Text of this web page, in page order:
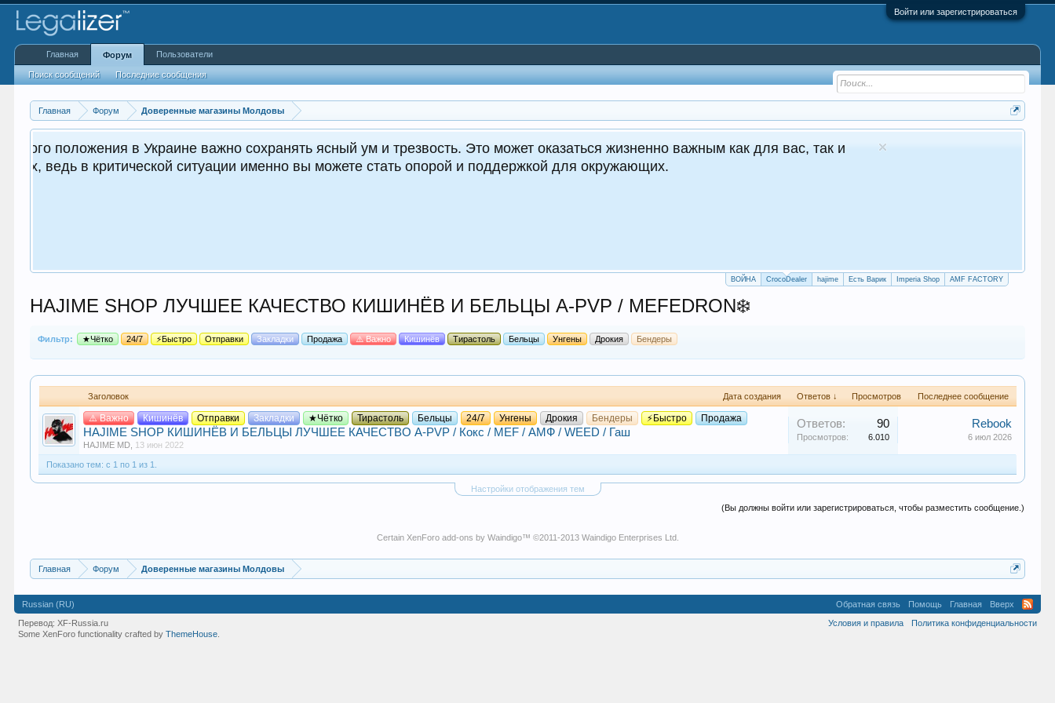
Войти или зарегистрироваться
Главная Форум Доверенные магазины Молдовы
важным как для вас, так и
CrocoDealer - №1 в Молдове Сайт авто продаж
ВОЙНА CrocoDealer hajime Есть Варик Imperia Shop AMF FACTORY
HAJIME SHOP ЛУЧШЕЕ КАЧЕСТВО КИШИНЁВ И БЕЛЬЦЫ A-PVP / MEFEDRON❄️
Фильтр: ★Чётко 24/7 ⚡Быстро Отправки Закладки Продажа ⚠️ Важно Кишинёв Тирастоль Бельцы Унгены Дрокия Бендеры
Заголовок Дата создания Ответов ↓ Просмотров Последнее сообщение
⚠️ Важно Кишинёв Отправки Закладки ★Чётко Тирастоль Бельцы 24/7 Унгены Дрокия Бендеры ⚡Быстро Продажа
HAJIME SHOP КИШИНЁВ И БЕЛЬЦЫ ЛУЧШЕЕ КАЧЕСТВО A-PVP / Кокс / MEF / АМФ / WEED / Гаш
HAJIME MD 13 июн 2022
Ответов: 90
Просмотров: 6.010
Rebook
6 июл 2026
Показано тем: с 1 по 1 из 1.
Настройки отображения тем
(Вы должны войти или зарегистрироваться, чтобы разместить сообщение.)
Certain XenForo add-ons by Waindigo™ ©2011-2013 Waindigo Enterprises Ltd.
Главная Форум Доверенные магазины Молдовы
Главная Форум
Поиск сообщений Последние сообщения
Пользователи
Russian (RU) Обратная связь Помощь Главная
Вверх
Условия и правила
Политика конфиденциальности
Перевод:XF-Russia.ru
Some XenForo functionality crafted byThemeHouse